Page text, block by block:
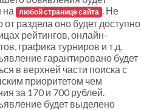
на любой странице сайта . Не
от раздела оно будет доступно
рейтингов, онлайн-
графика турниров и т.д.
гарантировано будет
в верхней части поиска с
приоритетом чем
за 170 и 700 рублей.
будет выделено